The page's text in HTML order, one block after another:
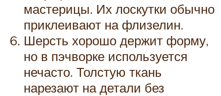
мастерицы. Их лоскутки обычно
приклеивают на флизелин.
Шерсть хорошо держит форму,
но в пэчворке используется
нечасто. Толстую ткань
нарезают на детали без